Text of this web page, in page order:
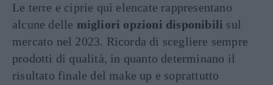
Le terre e ciprie qui elencate rappresentano
alcune delle migliori opzioni disponibili sul
mercato nel 2023. Ricorda di scegliere sempre
prodotti di qualità, in quanto determinano il
risultato finale del make up e soprattutto